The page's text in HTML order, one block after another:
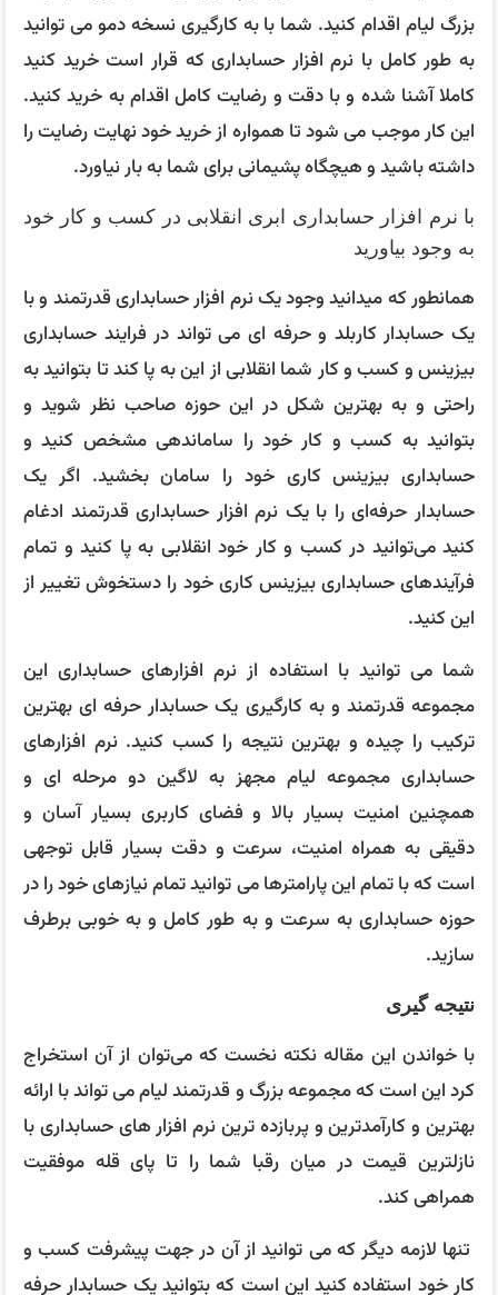
بزرگ لیام اقدام کنید. شما با به کارگیری نسخه دمو می توانید
به طور کامل با نرم افزار حسابداری که قرار است خرید کنید
کاملا آشنا شده و با دقت و رضایت کامل اقدام به خرید کنید.
این کار موجب می شود تا همواره از خرید خود نهایت رضایت را
داشته باشید و هیچگاه پشیمانی برای شما به بار نیاورد.
با نرم افزار حسابداری ابری انقلابی در کسب و کار خود
به وجود بیاورید
همانطور که میدانید وجود یک نرم افزار حسابداری قدرتمند و با
یک حسابدار کاربلد و حرفه ای می تواند در فرایند حسابداری
بیزینس و کسب و کار شما انقلابی از این به پا کند تا بتوانید به
راحتی و به بهترین شکل در این حوزه صاحب نظر شوید و
بتوانید به کسب و کار خود را ساماندهی مشخص کنید و
حسابداری بیزینس کاری خود را سامان بخشید. اگر یک
حسابدار حرفه‌ای را با یک نرم افزار حسابداری قدرتمند ادغام
کنید می‌توانید در کسب و کار خود انقلابی به پا کنید و تمام
فرآیندهای حسابداری بیزینس کاری خود را دستخوش تغییر از
این کنید.
شما می توانید با استفاده از نرم افزارهای حسابداری این
مجموعه قدرتمند و به کارگیری یک حسابدار حرفه ای بهترین
ترکیب را چیده و بهترین نتیجه را کسب کنید. نرم افزارهای
حسابداری مجموعه لیام مجهز به لاگین دو مرحله ای و
همچنین امنیت بسیار بالا و فضای کاربری بسیار آسان و
دقیقی به همراه امنیت، سرعت و دقت بسیار قابل توجهی
است که با تمام این پارامترها می توانید تمام نیازهای خود را در
حوزه حسابداری به سرعت و به طور کامل و به خوبی برطرف
سازید.
نتیجه گیری
با خواندن این مقاله نکته نخست که می‌توان از آن استخراج
کرد این است که مجموعه بزرگ و قدرتمند لیام می تواند با ارائه
بهترین و کارآمدترین و پربازده ترین نرم افزار های حسابداری با
نازلترین قیمت در میان رقبا شما را تا پای قله موفقیت
همراهی کند.
تنها لازمه دیگر که می توانید از آن در جهت پیشرفت کسب و
کار خود استفاده کنید این است که بتوانید یک حسابدار حرفه